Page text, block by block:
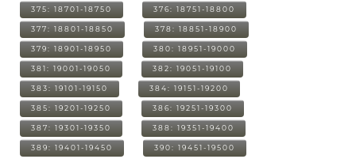
375: 18701-18750 376: 18751-18800
377: 18801-18850 378: 18851-18900
379: 18901-18950 380: 18951-19000
381: 19001-19050 382: 19051-19100
383: 19101-19150 384: 19151-19200
385: 19201-19250 386: 19251-19300
387: 19301-19350 388: 19351-19400
389: 19401-19450 390: 19451-19500